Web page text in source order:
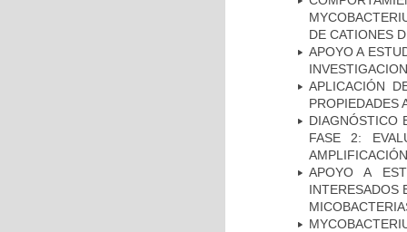
DE CATIONES
APOYO A
APLICACIÓN
PROPIEDADES
DIAGNÓSTICO
FASE 2:
APOYO A
INTERESADOS